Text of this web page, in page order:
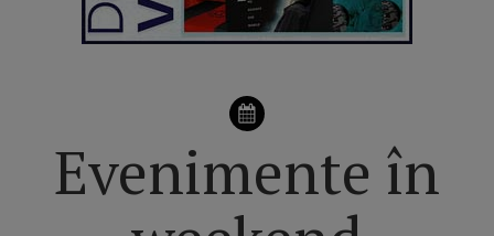
Evenimente în